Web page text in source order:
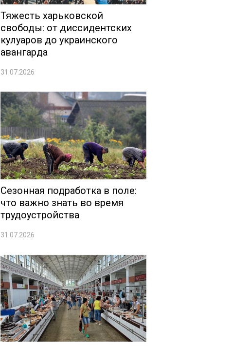
Тяжесть харьковской
свободы: от диссидентских
кулуаров до украинского
авангарда
31.07.2026
Сезонная подработка в поле:
что важно знать во время
трудоустройства
31.07.2026